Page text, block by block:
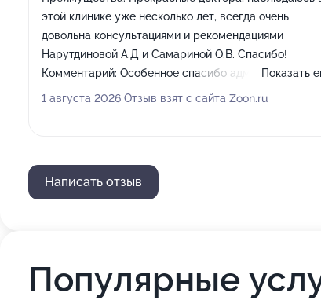
этой клинике уже несколько лет, всегда очень
довольна консультациями и рекомендациями
Нарутдиновой А.Д и Самариной О.В. Спасибо!
Комментарий: Особенное спасибо администратору
Веронике за всегда прекрасное настроение❤️
Показать
1 августа 2026 Отзыв взят с сайта Zoon.ru
Написать отзыв
Популярные